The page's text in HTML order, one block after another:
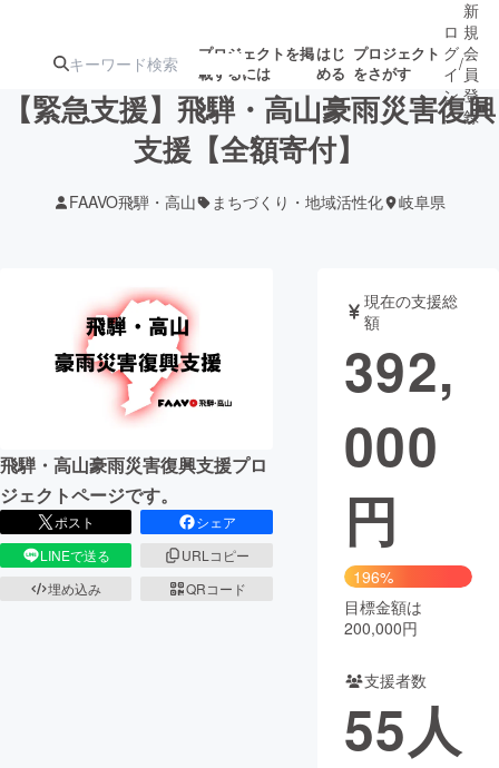
プロジェクトを掲
載するには
はじ
める
プロジェクト
をさがす
ジェクト
注目のリ
ターン
注目の新着プロ
ジェクト
募集終了が近いプ
ロジェクト
もうすぐ公開
されます
アート・写真 音楽
テクノロジー・ガジェット ゲーム・サ
映像・映画
ビジネス・起業
まちづくり・地域活性化
CAMPFIRE Creation
コミュニティ
ロ
グ
イ
ン
/
新
規
会
員
登
録
【緊急支援】飛騨・高山豪雨災害復興
支援【全額寄付】
FAAVO飛騨・高山 まちづくり・地域活性化 岐阜県
飛騨・高山豪雨災害復興支援プロ
ジェクトページです。
ポスト
シェア
LINEで送る
URLコピー
埋め込み
QRコード
現在の支援総
額
392,
000
円
196%
目標金額は
200,000円
支援者数
55人